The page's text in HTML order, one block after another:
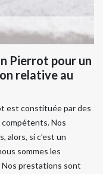
Pierrot pour un
relative au
est constituée par des
Nos
alors, si c’est un
sommes les
prestations sont